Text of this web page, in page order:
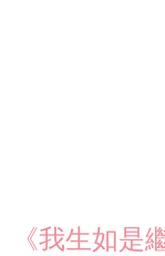
《我生如是